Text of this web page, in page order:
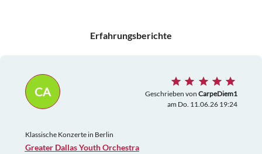
Erfahrungsberichte
CA Geschrieben von CarpeDiem1
am Do. 11.06.26 19:24
Klassische Konzerte in Berlin
Greater Dallas Youth Orchestra